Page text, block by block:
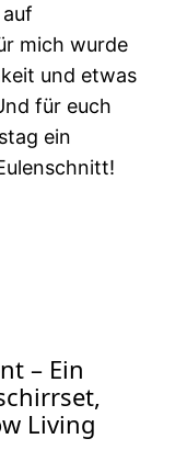
mich wurde
und etwas
für euch
ein
– Ein
Living